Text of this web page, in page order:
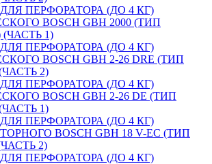
ПЕРФОРАТОРА (ДО 4 КГ)
BOSCH GBH 2000 (ТИП
(ЧАСТЬ 1)
ПЕРФОРАТОРА (ДО 4 КГ)
BOSCH GBH 2-26 DRE (ТИП
(ЧАСТЬ 2)
ПЕРФОРАТОРА (ДО 4 КГ)
BOSCH GBH 2-26 DE (ТИП
(ЧАСТЬ 1)
ПЕРФОРАТОРА (ДО 4 КГ)
BOSCH GBH 18 V-EC (ТИП
2)
ПЕРФОРАТОРА (ДО 4 КГ)